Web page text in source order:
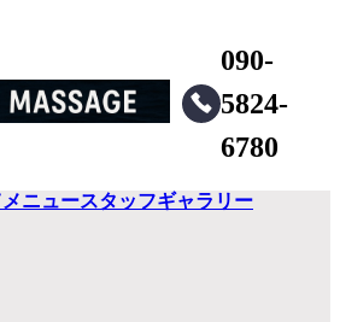
090-
5824-
6780
メニュースタッフギャラリー